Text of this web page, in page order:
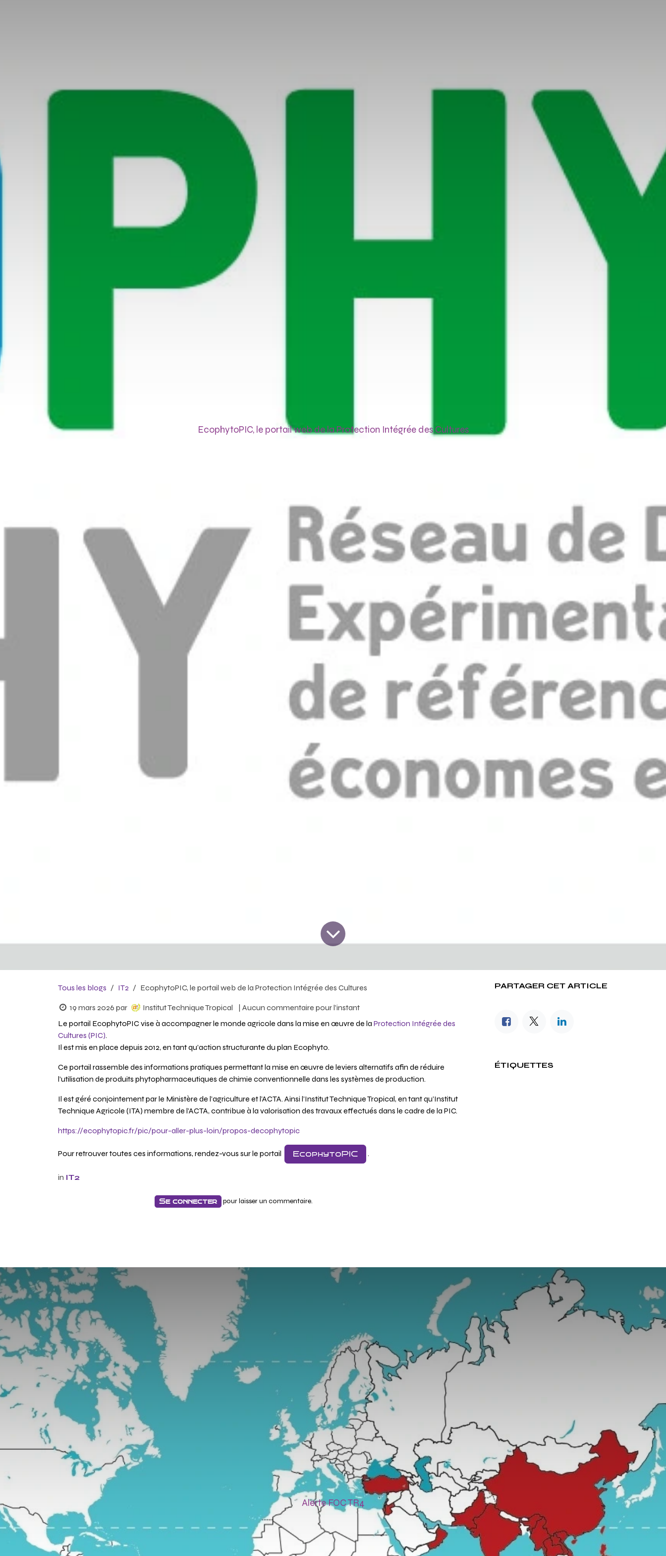
EcophytoPIC, le portail web de la Protection Intégrée des Cultures
Tous les blogs IT2 EcophytoPIC, le portail web de la Protection Intégrée des Cultures
19 mars 2026 par Institut Technique Tropical
| Aucun commentaire pour l'instant
Le portail EcophytoPIC vise à accompagner le monde agricole dans la mise en œuvre de la Protection Intégrée des
Cultures (PIC).
Il est mis en place depuis 2012, en tant qu’action structurante du plan Ecophyto.
Ce portail rassemble des informations pratiques permettant la mise en œuvre de leviers alternatifs afin de réduire
l’utilisation de produits phytopharmaceutiques de chimie conventionnelle dans les systèmes de production.
Il est géré conjointement par le Ministère de l’agriculture et l’ACTA. Ainsi l’Institut Technique Tropical, en tant qu’Institut
Technique Agricole (ITA) membre de l’ACTA, contribue à la valorisation des travaux effectués dans le cadre de la PIC.
https://ecophytopic.fr/pic/pour-aller-plus-loin/propos-decophytopic
Pour retrouver toutes ces informations, rendez-vous sur le portail EcophytoPIC .
in IT2
PARTAGER CET ARTICLE
ÉTIQUETTES
Se connecter pour laisser un commentaire.
Alerte FOC TR4